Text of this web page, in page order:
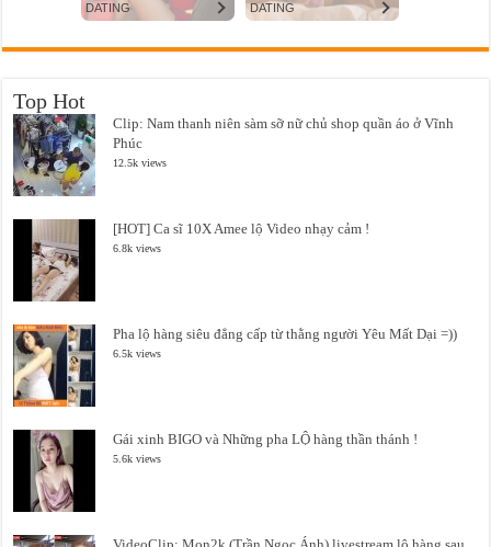
Top Hot
Clip: Nam thanh niên sàm sỡ nữ chủ shop quần áo ở Vĩnh
Phúc
12.5k views
[HOT] Ca sĩ 10X Amee lộ Video nhạy cảm !
6.8k views
Pha lộ hàng siêu đẳng cấp từ thằng người Yêu Mất Dại =))
6.5k views
Gái xinh BIGO và Những pha LỘ hàng thần thánh !
5.6k views